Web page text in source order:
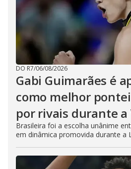
DO R7/06/08/2026
Gabi Guimarães é
como melhor
por rivais durante a
Brasileira foi a escolha unânime
em dinâmica promovida durante a